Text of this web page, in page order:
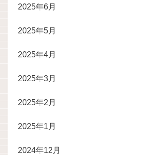
2025年6月
2025年5月
2025年4月
2025年3月
2025年2月
2025年1月
2024年12月